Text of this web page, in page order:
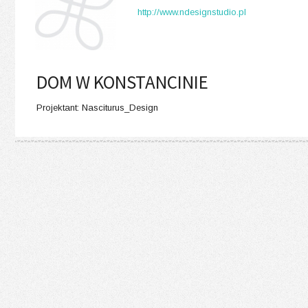
http://www.ndesignstudio.pl
DOM W KONSTANCINIE
Projektant: Nasciturus_Design